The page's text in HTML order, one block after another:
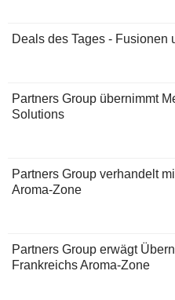
Deals des Tages - Fusionen
Partners Group übernimmt
Solutions
Partners Group verhandelt
Aroma-Zone
Partners Group erwägt
Frankreichs Aroma-Zone